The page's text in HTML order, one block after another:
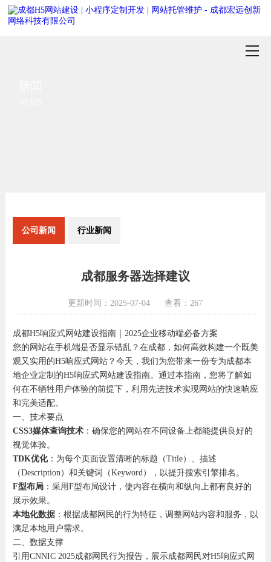
公司新闻 行业新闻
成都服务器选择建议
更新时间：2025-07-04 查看：267
成都H5响应式网站建设指南｜2025企业移动端必备方案
您的网站在手机端是否显示错乱？在成都，如何高效构建一个既美
观又实用的H5响应式网站？今天，我们为您带来一份专为成都本
地企业定制的H5响应式网站建设指南。通过本指南，您将了解如
何在不牺牲用户体验的前提下，利用先进技术实现网站的快速响应
和完美适配。
一、技术要点
CSS3媒体查询技术：确保您的网站在不同设备上都能提供良好的
视觉体验。
TDK优化：为每个页面设置清晰的标题（Title）、描述
（Description）和关键词（Keyword），以提升搜索引擎排名。
F型布局：采用F型布局设计，使内容在横向和纵向上都有良好的
展示效果。
本地化数据：根据成都网民的行为特征，调整网站内容和服务，以
满足本地用户需求。
二、数据支撑
引用CNNIC 2025成都网民行为报告，展示成都网民对H5响应式网